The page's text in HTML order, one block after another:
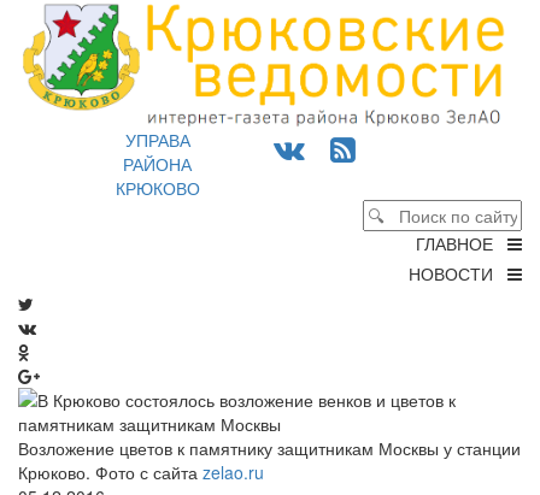
УПРАВА
РАЙОНА
КРЮКОВО
ГЛАВНОЕ
НОВОСТИ
Возложение цветов к памятнику защитникам Москвы у станции
Крюково. Фото с сайта zelao.ru